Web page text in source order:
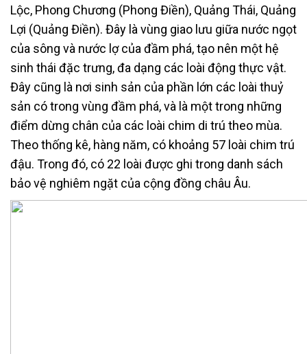
Lộc, Phong Chương (Phong Điền), Quảng Thái, Quảng
Lợi (Quảng Điền). Đây là vùng giao lưu giữa nước ngọt
của sông và nước lợ của đầm phá, tạo nên một hệ
sinh thái đặc trưng, đa dạng các loài động thực vật.
Đây cũng là nơi sinh sản của phần lớn các loài thuỷ
sản có trong vùng đầm phá, và là một trong những
điểm dừng chân của các loài chim di trú theo mùa.
Theo thống kê, hàng năm, có khoảng 57 loài chim trú
đậu. Trong đó, có 22 loài được ghi trong danh sách
bảo vệ nghiêm ngặt của cộng đồng châu Âu.